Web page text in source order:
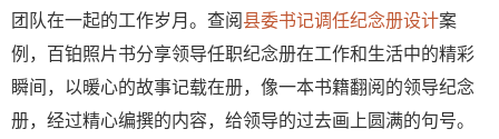
团队在一起的工作岁月。查阅县委书记调任纪念册设计案
例，百铂照片书分享领导任职纪念册在工作和生活中的精彩
瞬间，以暖心的故事记载在册，像一本书籍翻阅的领导纪念
册，经过精心编撰的内容，给领导的过去画上圆满的句号。